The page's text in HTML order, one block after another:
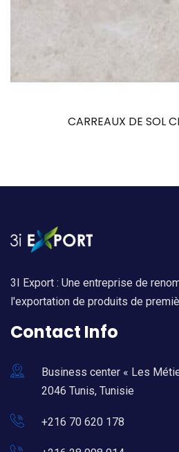
CARREAUX DE SOL
3I Export : Une entreprise de
l'exportation de produits de
Contact Info
Business center « Les
2046 Tunis, Tunisie
+216 70 620 178